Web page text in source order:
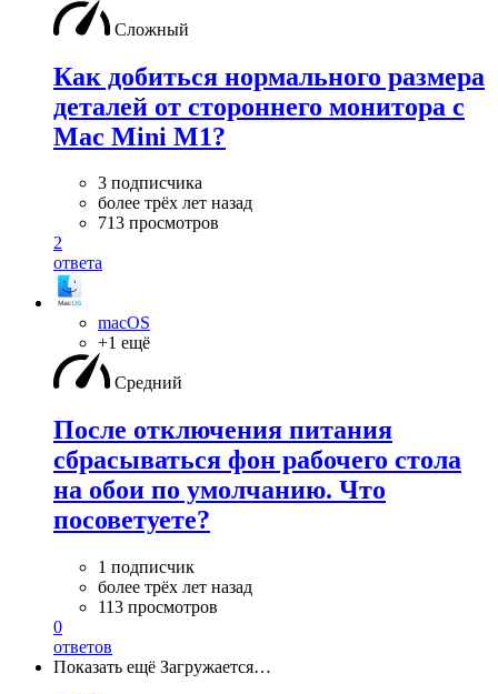
Сложный
Как добиться нормального размера
деталей от стороннего монитора с
Mac Mini M1?
3 подписчика
более трёх лет назад
713 просмотров
2
ответа
macOS
+1 ещё
Средний
После отключения питания
сбрасываться фон рабочего стола
на обои по умолчанию. Что
посоветуете?
1 подписчик
более трёх лет назад
113 просмотров
0
ответов
Показать ещё Загружается…